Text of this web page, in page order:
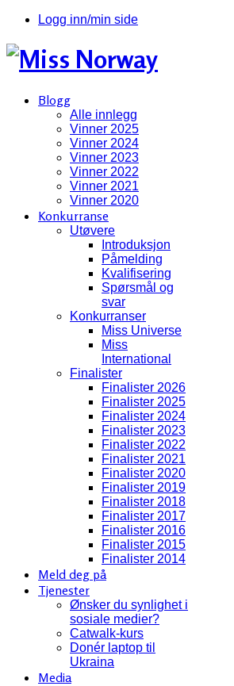
Logg inn/min side
Blogg
Alle innlegg
Vinner 2025
Vinner 2024
Vinner 2023
Vinner 2022
Vinner 2021
Vinner 2020
Konkurranse
Utøvere
Introduksjon
Påmelding
Kvalifisering
Spørsmål og
svar
Konkurranser
Miss Universe
Miss
International
Finalister
Finalister 2026
Finalister 2025
Finalister 2024
Finalister 2023
Finalister 2022
Finalister 2021
Finalister 2020
Finalister 2019
Finalister 2018
Finalister 2017
Finalister 2016
Finalister 2015
Finalister 2014
Meld deg på
Tjenester
Ønsker du synlighet i
sosiale medier?
Catwalk-kurs
Donér laptop til
Ukraina
Media